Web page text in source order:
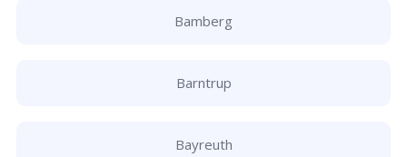
Bamberg
Barntrup
Bayreuth